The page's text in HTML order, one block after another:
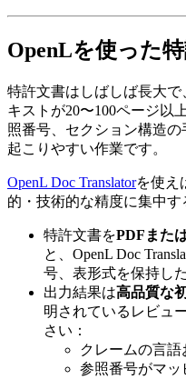
OpenLを使った
特許文書はしばしば長大
キストが20〜100ページ以
照番号、セクション構造
起こりやすい作業です。
OpenL Doc Translatorを使え
的・技術的な精度に集中す
特許文書をPDFまた
と、OpenL Doc
号、表形式を保持し
出力結果は高品質な
明されているレビュ
さい：
クレームの言語
参照番号がマッ